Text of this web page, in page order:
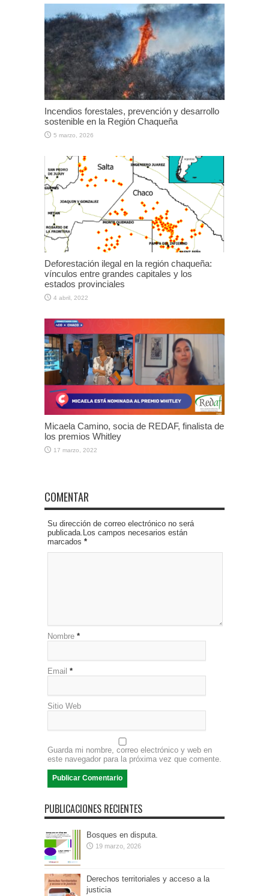
Incendios forestales, prevención y desarrollo
sostenible en la Región Chaqueña
5 marzo, 2026
Deforestación ilegal en la región chaqueña:
vínculos entre grandes capitales y los
estados provinciales
4 abril, 2022
Micaela Camino, socia de REDAF, finalista de
los premios Whitley
17 marzo, 2022
COMENTAR
Su dirección de correo electrónico no será
publicada.Los campos necesarios están
marcados *
Nombre *
Email *
Sitio Web
Guarda mi nombre, correo electrónico y web en
este navegador para la próxima vez que comente.
PUBLICACIONES RECIENTES
Bosques en disputa.
19 marzo, 2026
Derechos territoriales y acceso a la
justicia